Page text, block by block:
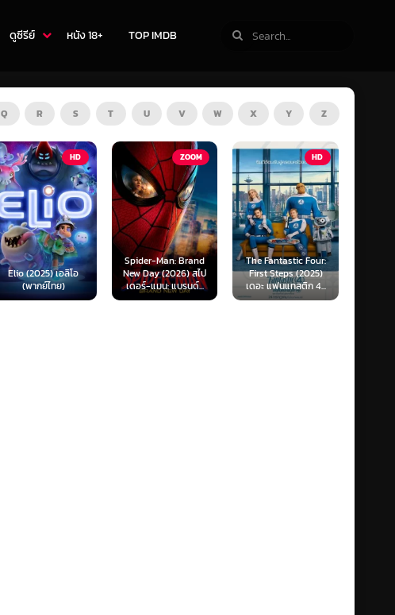
ดูซีรีย์ หนัง 18+ TOP IMDB
Q R S T U V W X Y Z
ZOOM
Spider-Man: Brand
New Day (2026) สไป
เดอร์-แมน: แบรนด์...
HD
The Fantastic Four:
First Steps (2025)
เดอะ แฟนแทสติก 4...
HD
Kraken (2025) คราเคน
เลื้อยสยอง 20,000
โยชน์...